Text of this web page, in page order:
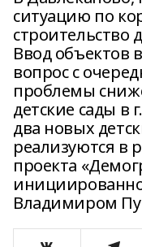
ситуацию по
строительство
Ввод объектов
вопрос с
проблемы
детские сады в
два новых
реализуются в
проекта
Владимиром